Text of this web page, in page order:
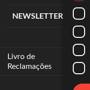
NEWSLETTER
Livro de
Reclamações